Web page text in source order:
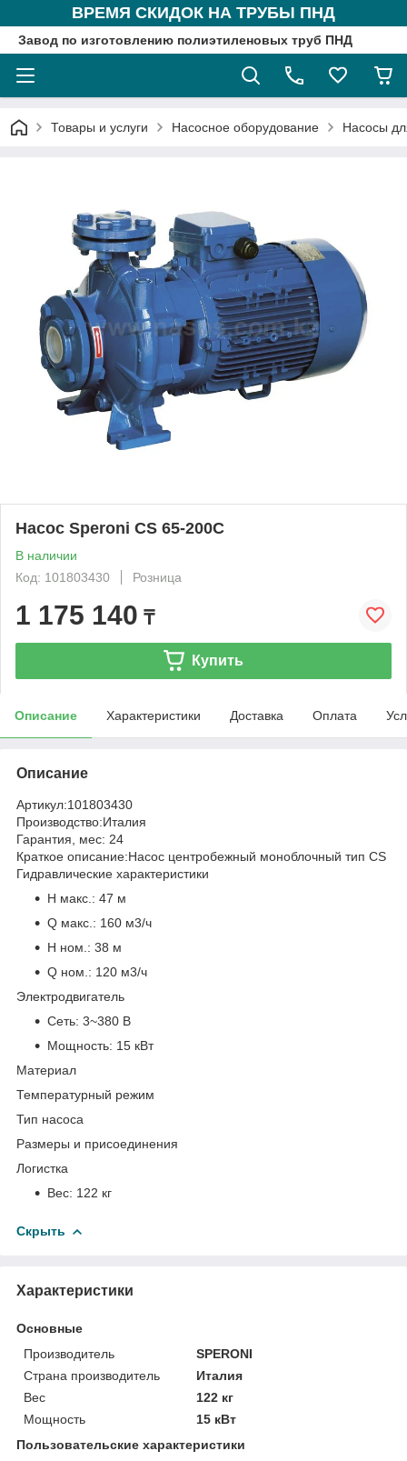
ВРЕМЯ СКИДОК НА ТРУБЫ ПНД
Завод по изготовлению полиэтиленовых труб ПНД
Товары и услуги Насосное оборудование Насосы
Насос Speroni CS 65-200C
В наличии
Код: 101803430
Розница
1 175 140 ₸
Купить
Описание Характеристики Доставка Оплата
Описание
Артикул:101803430
Производство:Италия
Гарантия, мес: 24
Краткое описание:Насос центробежный моноблочный тип CS
Гидравлические характеристики
H макс.: 47 м
Q макс.: 160 м3/ч
H ном.: 38 м
Q ном.: 120 м3/ч
Электродвигатель
Сеть: 3~380 В
Мощность: 15 кВт
Материал
Температурный режим
Тип насоса
Размеры и присоединения
Логистка
Вес: 122 кг
Скрыть
Характеристики
Основные
Производитель
SPERONI
Страна производитель
Италия
Вес
122 кг
Мощность
15 кВт
Пользовательские характеристики